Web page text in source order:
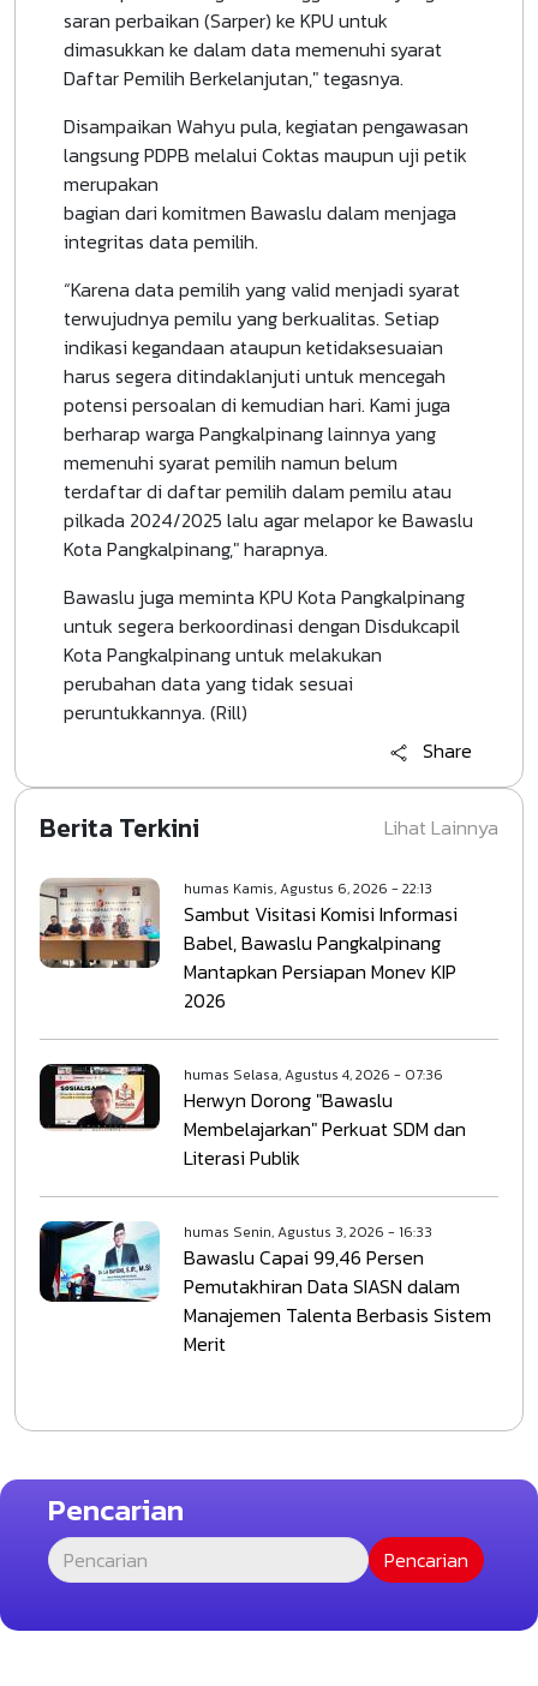
saran perbaikan (Sarper) ke KPU untuk
dimasukkan ke dalam data memenuhi syarat
Daftar Pemilih Berkelanjutan," tegasnya.
Disampaikan Wahyu pula, kegiatan pengawasan
langsung PDPB melalui Coktas maupun uji petik
merupakan
bagian dari komitmen Bawaslu dalam menjaga
integritas data pemilih.
“Karena data pemilih yang valid menjadi syarat
terwujudnya pemilu yang berkualitas. Setiap
indikasi kegandaan ataupun ketidaksesuaian
harus segera ditindaklanjuti untuk mencegah
potensi persoalan di kemudian hari. Kami juga
berharap warga Pangkalpinang lainnya yang
memenuhi syarat pemilih namun belum
terdaftar di daftar pemilih dalam pemilu atau
pilkada 2024/2025 lalu agar melapor ke Bawaslu
Kota Pangkalpinang," harapnya.
Bawaslu juga meminta KPU Kota Pangkalpinang
untuk segera berkoordinasi dengan Disdukcapil
Kota Pangkalpinang untuk melakukan
perubahan data yang tidak sesuai
peruntukkannya. (Rill)
Share
Berita Terkini
humas Kamis, Agustus 6, 2026 - 22:13
Sambut Visitasi Komisi Informasi
Babel, Bawaslu Pangkalpinang
Mantapkan Persiapan Monev KIP
2026
humas Selasa, Agustus 4, 2026 - 07:36
Herwyn Dorong "Bawaslu
Membelajarkan" Perkuat SDM dan
Literasi Publik
humas Senin, Agustus 3, 2026 - 16:33
Bawaslu Capai 99,46 Persen
Pemutakhiran Data SIASN dalam
Manajemen Talenta Berbasis Sistem
Merit
Lihat Lainnya
Pencarian